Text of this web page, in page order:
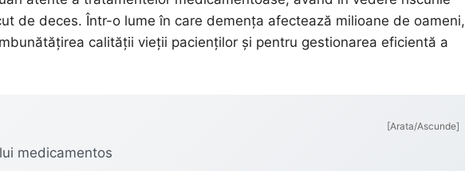
de deces. Într-o lume în care demența afectează milioane de oameni,
calității vieții pacienților și pentru gestionarea eficientă a
[Arata/Ascunde]
medicamentos